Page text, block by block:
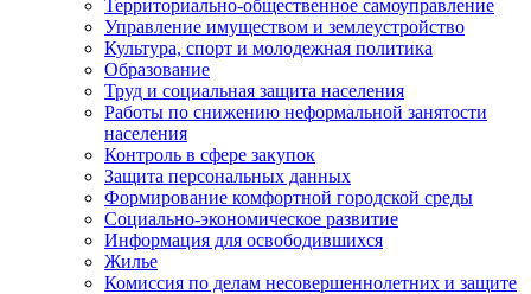
Территориально-общественное самоуправление
Управление имуществом и землеустройство
Культура, спорт и молодежная политика
Образование
Труд и социальная защита населения
Работы по снижению неформальной занятости
населения
Контроль в сфере закупок
Защита персональных данных
Формирование комфортной городской среды
Социально-экономическое развитие
Информация для освободившихся
Жилье
Комиссия по делам несовершеннолетних и защите